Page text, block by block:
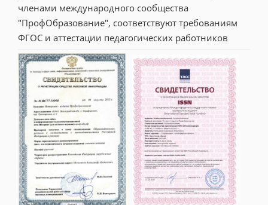
членами международного сообщества
"ПрофОбразование", соответствуют требованиям
ФГОС и аттестации педагогических работников